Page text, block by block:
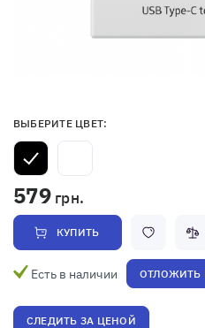
ВЫБЕРИТЕ ЦВЕТ:
579 грн.
КУПИТЬ
Есть в наличии ОТЛОЖИТЬ
СЛЕДИТЬ ЗА ЦЕНОЙ